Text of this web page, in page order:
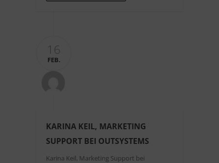
16
FEB.
KARINA KEIL, MARKETING
SUPPORT BEI OUTSYSTEMS
Karina Keil, Marketing Support bei